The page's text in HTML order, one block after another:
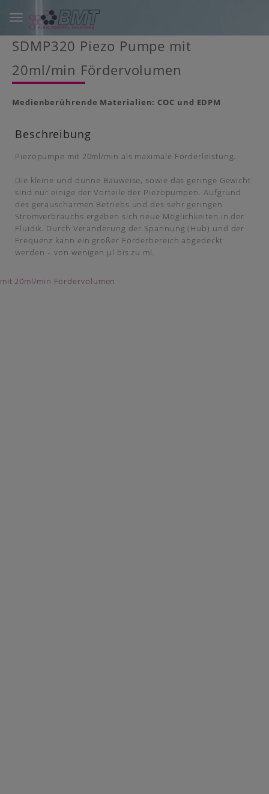
Skip
content
Toggle
navigation
SDMP320 Piezo Pumpe mit
20ml/min Fördervolumen
Medienberührende Materialien: COC und EDPM
Beschreibung
Piezopumpe mit 20ml/min als maximale Förderleistung.
Die kleine und dünne Bauweise, sowie das geringe Gewicht
sind nur einige der Vorteile der Piezopumpen. Aufgrund
des geräuscharmen Betriebs und des sehr geringen
Stromverbrauchs ergeben sich neue Möglichkeiten in der
Fluidik. Durch Veränderung der Spannung (Hub) und der
Frequenz kann ein großer Förderbereich abgedeckt
werden – von wenigen μl bis zu ml.